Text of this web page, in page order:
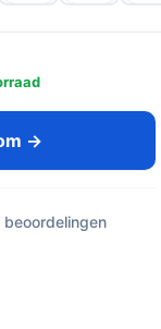
→
beoordelingen